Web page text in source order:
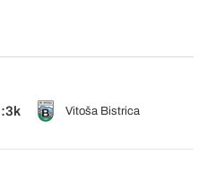
Vitoša Bistrica